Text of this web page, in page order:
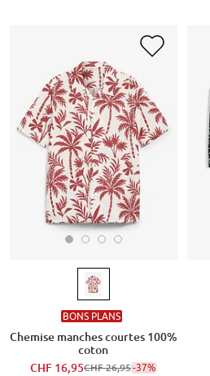
BONS PLANS
Chemise manches courtes 100%
coton
CHF 16,95CHF 26,95-37%